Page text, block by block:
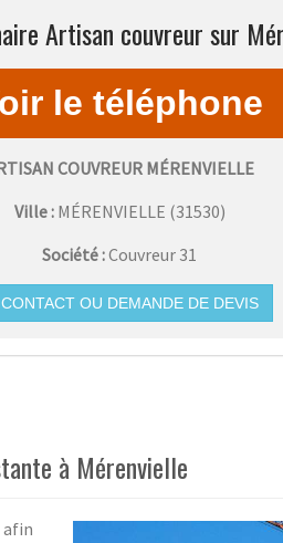
Artisan couvreur sur
COUVREUR MÉRENVIELLE
Ville : MÉRENVIELLE (31530)
Société :Couvreur 31
OU DEMANDE DE DEVIS
à Mérenvielle
afin